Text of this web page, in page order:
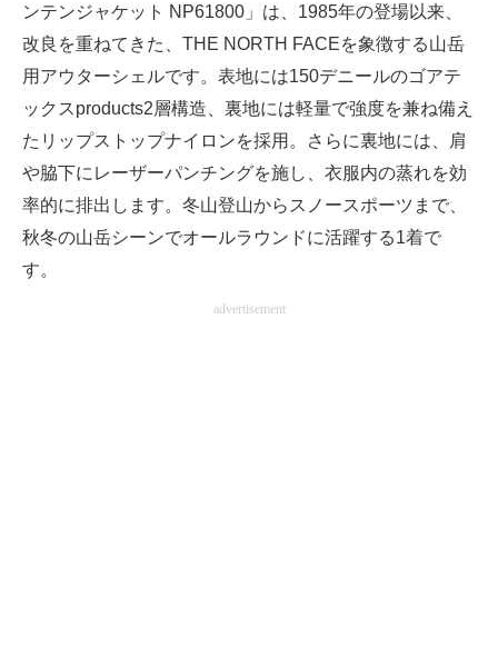
ンテンジャケット NP61800」は、1985年の登場以来、
改良を重ねてきた、THE NORTH FACEを象徴する山岳
用アウターシェルです。表地には150デニールのゴアテ
ックスproducts2層構造、裏地には軽量で強度を兼ね備え
たリップストップナイロンを採用。さらに裏地には、肩
や脇下にレーザーパンチングを施し、衣服内の蒸れを効
率的に排出します。冬山登山からスノースポーツまで、
秋冬の山岳シーンでオールラウンドに活躍する1着で
す。
advertisement